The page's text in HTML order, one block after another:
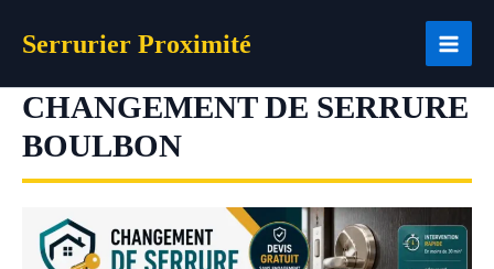
Serrurier Proximité
CHANGEMENT DE SERRURE
BOULBON